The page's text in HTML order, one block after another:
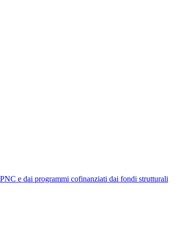
e dai programmi cofinanziati dai fondi strutturali